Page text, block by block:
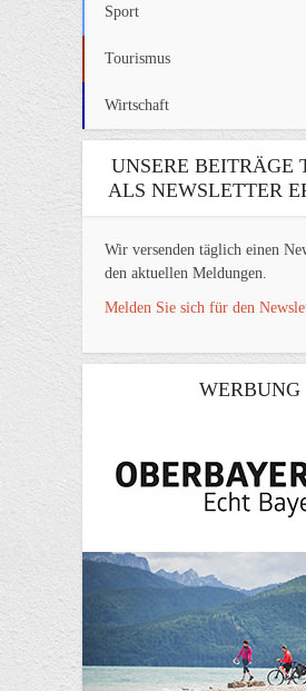
Sport
Tourismus
Wirtschaft
UNSERE BEITRÄGE
ALS NEWSLETTER
Wir versenden täglich einen
den aktuellen Meldungen.
Melden Sie sich für den
WERBUNG